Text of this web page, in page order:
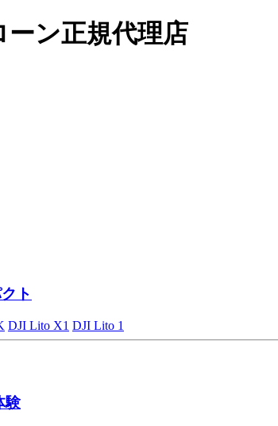
ン正規代理店
ト
DJI Lito X1 DJI Lito 1
験